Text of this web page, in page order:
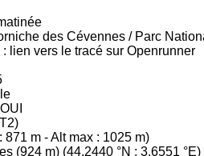
des Cévennes / Parc
: lien vers le tracé sur Openrunner
m - Alt max : 1025 m)
(924 m) (44,2440 °N ; 3,6551 °E)